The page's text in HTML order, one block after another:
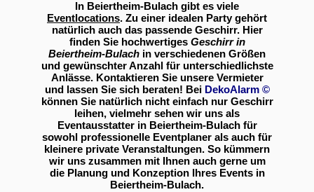
In Beiertheim-Bulach gibt es viele
Eventlocations. Zu einer idealen Party gehört
natürlich auch das passende Geschirr. Hier
finden Sie hochwertiges Geschirr in
Beiertheim-Bulach in verschiedenen Größen
und gewünschter Anzahl für unterschiedlichste
Anlässe. Kontaktieren Sie unsere Vermieter
und lassen Sie sich beraten! Bei DekoAlarm ©
können Sie natürlich nicht einfach nur Geschirr
leihen, vielmehr sehen wir uns als
Eventausstatter in Beiertheim-Bulach für
sowohl professionelle Eventplaner als auch für
kleinere private Veranstaltungen. So kümmern
wir uns zusammen mit Ihnen auch gerne um
die Planung und Konzeption Ihres Events in
Beiertheim-Bulach.